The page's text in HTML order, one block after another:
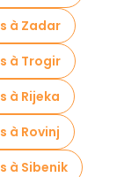
à Zadar
à Trogir
à Rijeka
à Rovinj
à Sibenik